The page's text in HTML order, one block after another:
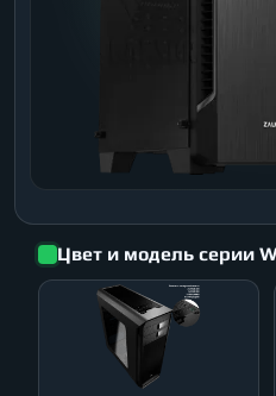
Цвет и модель серии